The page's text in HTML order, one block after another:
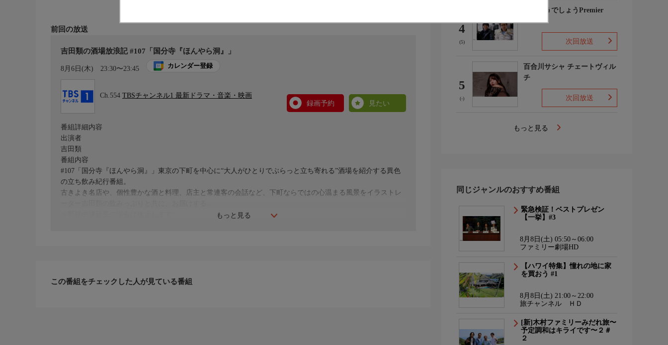
前回の放送
吉田類の酒場放浪記 #107「国分寺『ほんやら洞』」
8月6日(木) 23:30〜23:45 カレンダー登録
Ch.554 TBSチャンネル1 最新ドラマ・音楽・映画
録画予約
見たい
もっと見る
番組詳細内容
出演者
吉田類
番組内容
#107「国分寺『ほんやら洞』」東京の下町を中心に“大人がひとりでぶらっと立ち寄れる”酒場を紹介する異色
の立ち飲み紀行番組。
古きよき名店や、個性豊かな酒と料理、店主と常連客の会話など、下町ならではの心温まる風景をイラストレ
この番組をチェックした人が見ている番組
4
(5)
水曜どうでしょうPremier
次回放送
5
(-)
百合川サシャ チェートヴィル
チ
次回放送
もっと見る
同じジャンルのおすすめ番組
緊急検証！ベストプレゼン
【一挙】#3
8月8日(土) 05:50～06:00
ファミリー劇場HD
【ハワイ特集】憧れの地に家
を買おう #1
8月8日(土) 21:00～22:00
旅チャンネル ＨＤ
[新]木村ファミリーみだれ旅〜
予定調和はキライです〜２＃
２